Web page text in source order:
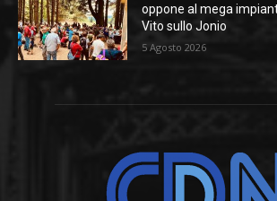
oppone al mega
Vito sullo Jonio
5 Agosto 2026